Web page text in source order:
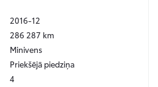
2016-12
286 287 km
Minivens
Priekšējā piedziņa
4